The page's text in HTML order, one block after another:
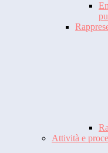
Attività e